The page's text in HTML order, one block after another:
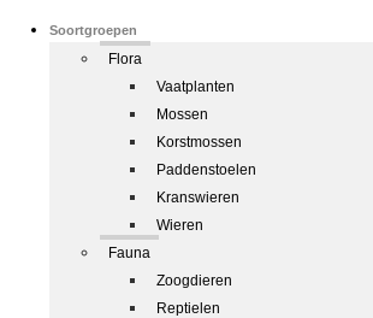
Soortgroepen
Flora
Vaatplanten
Mossen
Korstmossen
Paddenstoelen
Kranswieren
Wieren
Fauna
Zoogdieren
Reptielen